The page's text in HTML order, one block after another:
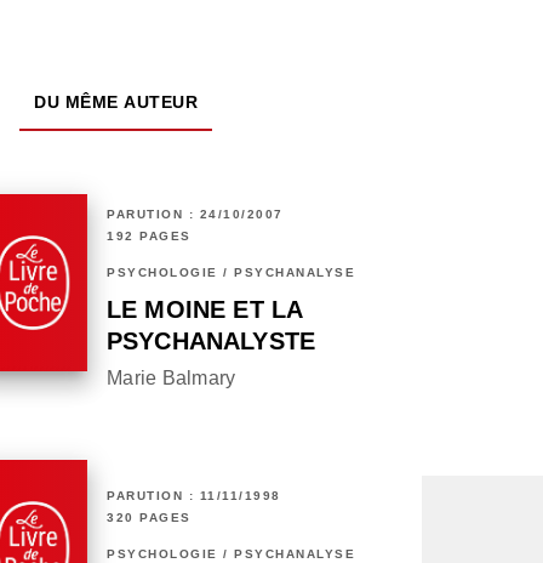
DU MÊME AUTEUR
PARUTION : 24/10/2007
192 PAGES
PSYCHOLOGIE / PSYCHANALYSE
LE MOINE ET LA
PSYCHANALYSTE
Marie Balmary
PARUTION : 11/11/1998
320 PAGES
PSYCHOLOGIE / PSYCHANALYSE